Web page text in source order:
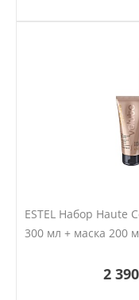
ESTEL Набор Haute
300 мл + маска 200
2